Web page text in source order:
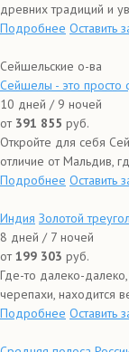
древних традиций и
Подробнее Оставить
Сейшельские о-ва
Сейшелы - это просто
10 дней / 9 ночей
от 391 855 руб.
Откройте для себя
отличие от Мальдив,
Подробнее Оставить
Индия Золотой
8 дней / 7 ночей
от199 303 руб.
Где-то далеко-
черепахи, находится
Подробнее Оставить